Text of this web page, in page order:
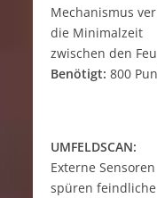
Mechanismus
die Minimalzeit
zwischen den
Benötigt: 800
UMFELDSCAN:
Externe Sensoren
spüren feindliche